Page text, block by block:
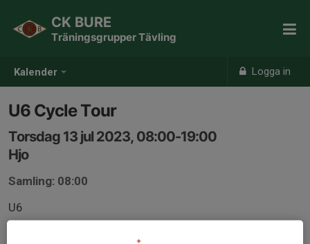
Kalender Logga in
CK BURE
Träningsgrupper Tävling
U6 Cycle Tour
Torsdag 13 jul 2023, 08:00-19:00
Hjo
Samling: 08:00
U6